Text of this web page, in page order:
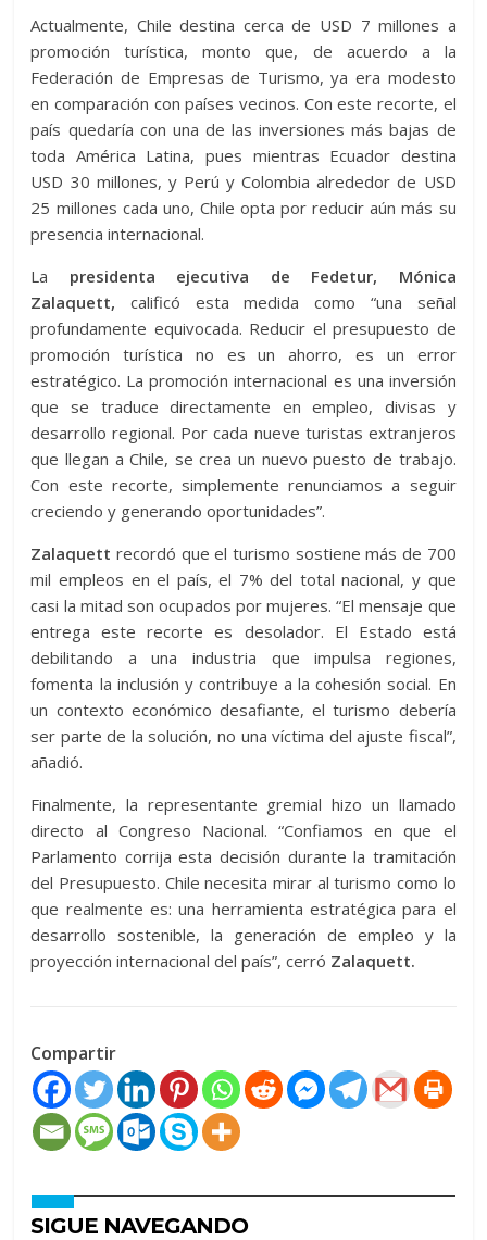
Actualmente, Chile destina cerca de USD 7 millones a
promoción turística, monto que, de acuerdo a la
Federación de Empresas de Turismo, ya era modesto
en comparación con países vecinos. Con este recorte, el
país quedaría con una de las inversiones más bajas de
toda América Latina, pues mientras Ecuador destina
USD 30 millones, y Perú y Colombia alrededor de USD
25 millones cada uno, Chile opta por reducir aún más su
presencia internacional.
La presidenta ejecutiva de Fedetur, Mónica
Zalaquett, calificó esta medida como “una señal
profundamente equivocada. Reducir el presupuesto de
promoción turística no es un ahorro, es un error
estratégico. La promoción internacional es una inversión
que se traduce directamente en empleo, divisas y
desarrollo regional. Por cada nueve turistas extranjeros
que llegan a Chile, se crea un nuevo puesto de trabajo.
Con este recorte, simplemente renunciamos a seguir
creciendo y generando oportunidades”.
Zalaquett recordó que el turismo sostiene más de 700
mil empleos en el país, el 7% del total nacional, y que
casi la mitad son ocupados por mujeres. “El mensaje que
entrega este recorte es desolador. El Estado está
debilitando a una industria que impulsa regiones,
fomenta la inclusión y contribuye a la cohesión social. En
un contexto económico desafiante, el turismo debería
ser parte de la solución, no una víctima del ajuste fiscal”,
añadió.
Finalmente, la representante gremial hizo un llamado
directo al Congreso Nacional. “Confiamos en que el
Parlamento corrija esta decisión durante la tramitación
del Presupuesto. Chile necesita mirar al turismo como lo
que realmente es: una herramienta estratégica para el
desarrollo sostenible, la generación de empleo y la
proyección internacional del país”, cerró Zalaquett.
Compartir
SIGUE NAVEGANDO